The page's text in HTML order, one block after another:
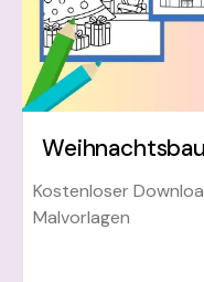
Kostenloser
Malvorlagen